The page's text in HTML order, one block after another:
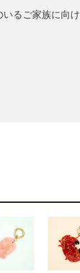
るご家族に向け